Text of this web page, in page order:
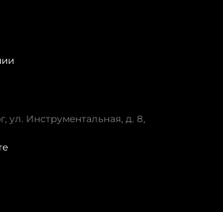
ул. Инструментальная, д. 8,